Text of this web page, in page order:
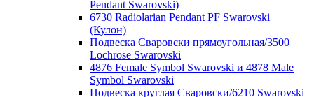
Pendant Swarovski)
6730 Radiolarian Pendant PF Swarovski
(Кулон)
Подвеска Сваровски прямоугольная/3500
Lochrose Swarovski
4876 Female Symbol Swarovski и 4878 Male
Symbol Swarovski
Подвеска круглая Сваровски/6210 Swarovski